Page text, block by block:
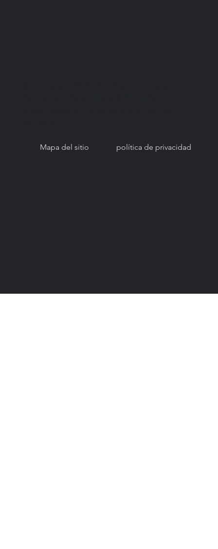
Mapa del sitio política de privacidad